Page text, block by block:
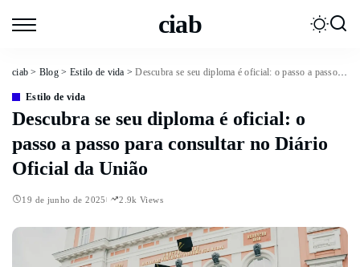
ciab
ciab > Blog > Estilo de vida >Descubra se seu diploma é oficial: o passo a passo para consultar no Diário Oficial da União
Estilo de vida
Descubra se seu diploma é oficial: o
passo a passo para consultar no Diário
Oficial da União
19 de junho de 2025 2.9k Views